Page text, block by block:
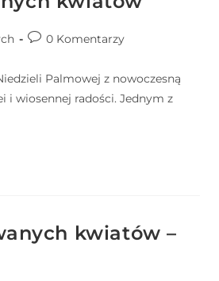
0 Komentarzy
Palmowej z nowoczesną
i wiosennej radości. Jednym z
kwiatów –